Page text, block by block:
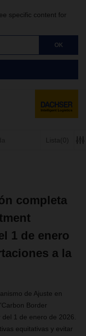
specific content for
OK
Lista (0)
completa
1 de enero
a la
de Ajuste en
Border
1 de enero de 2026.
equitativas y evitar